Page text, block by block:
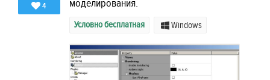
4
моделирования.
Условно бесплатная Windows